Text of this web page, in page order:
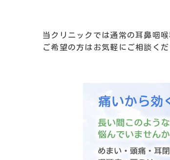
当クリニックでは通常の耳鼻咽
ご希望の方はお気軽にご相談くだ